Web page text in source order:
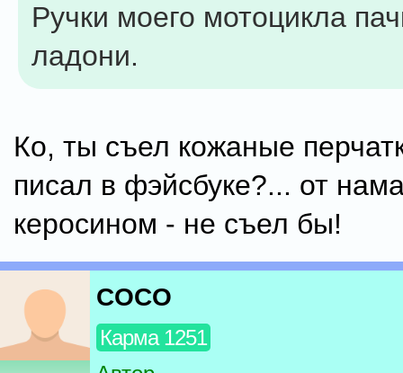
Ручки моего мотоцикла
ладони.
Ко, ты съел кожаные
писал в фэйсбуке?... от
керосином - не съел бы!
COCO
Карма 1251